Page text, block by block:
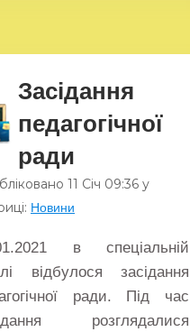
Засідання
педагогічної
ради
11 Січ 09:36 у
Новини
в спеціальній
відбулося засідання
ради. Під час
розглядалися